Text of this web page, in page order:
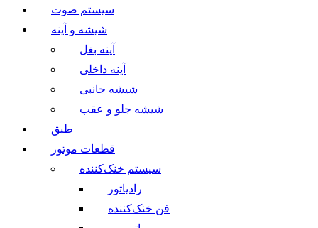
سیستم صوت
شیشه و آینه
آینه بغل
آینه داخلی
شیشه جانبی
شیشه جلو و عقب
طبق
قطعات موتور
سیستم خنک‌کننده
رادیاتور
فن خنک‌کننده